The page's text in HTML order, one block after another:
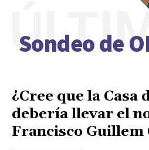
Sondeo de
¿Cree que la Casa
debería llevar el
Francisco Guillem